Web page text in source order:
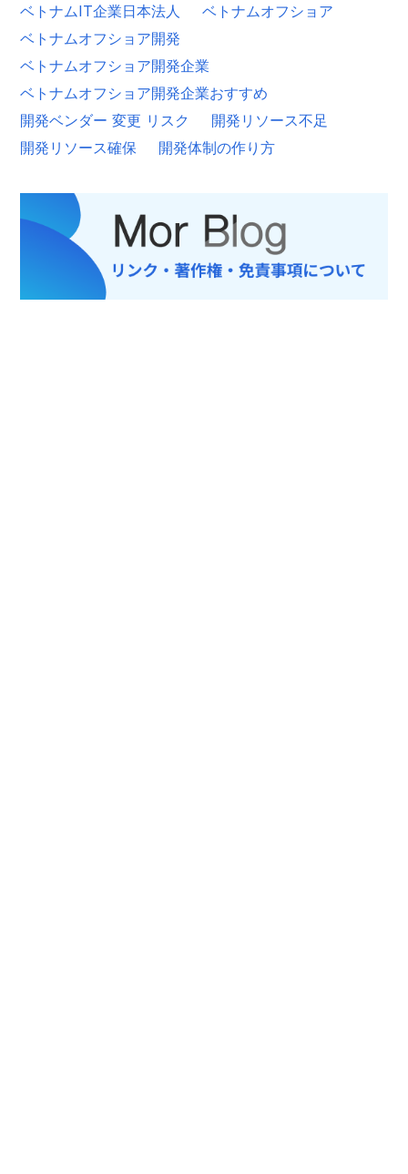
ベトナムIT企業日本法人
ベトナムオフショア
ベトナムオフショア開発
ベトナムオフショア開発企業
ベトナムオフショア開発企業おすすめ
開発ベンダー 変更 リスク
開発リソース不足
開発リソース確保
開発体制の作り方